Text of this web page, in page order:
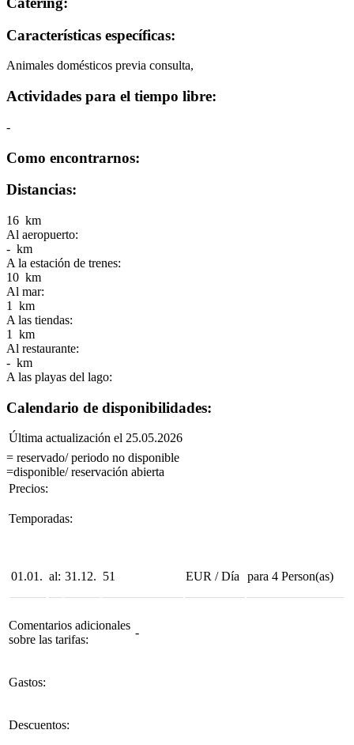
Características específicas:
Animales domésticos previa consulta,
Actividades para el tiempo libre:
-
Como encontrarnos:
Distancias:
16 km
Al aeropuerto:
- km
A la estación de trenes:
10 km
Al mar:
1 km
A las tiendas:
1 km
Al restaurante:
- km
A las playas del lago:
Calendario de disponibilidades:
Última actualización el 25.05.2026
= reservado/ periodo no disponible
=disponible/ reservación abierta
Precios:
Temporadas:
01.01. al: 31.12. 51 EUR /Día para 4 Person(as)
Comentarios adicionales
sobre las tarifas:
-
Gastos:
Descuentos: